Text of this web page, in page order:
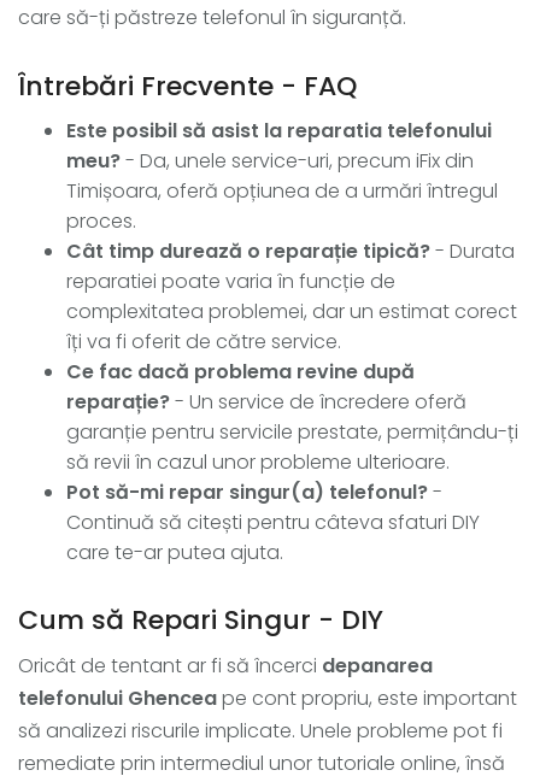
care să-ți păstreze telefonul în siguranță.
Întrebări Frecvente - FAQ
Este posibil să asist la reparatia telefonului
meu?- Da, unele service-uri, precum iFix din
Timișoara, oferă opțiunea de a urmări întregul
proces.
Cât timp durează o reparație tipică?- Durata
reparatiei poate varia în funcție de
complexitatea problemei, dar un estimat corect
îți va fi oferit de către service.
Ce fac dacă problema revine după
reparație?- Un service de încredere oferă
garanție pentru servicile prestate, permițându-ți
să revii în cazul unor probleme ulterioare.
Pot să-mi repar singur(a) telefonul?-
Continuă să citești pentru câteva sfaturi DIY
care te-ar putea ajuta.
Cum să Repari Singur - DIY
Oricât de tentant ar fi să încerci depanarea
telefonului Ghenceape cont propriu, este important
să analizezi riscurile implicate. Unele probleme pot fi
remediate prin intermediul unor tutoriale online, însă